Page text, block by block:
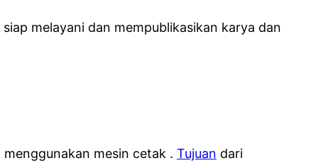
melayani dan mempublikasikan karya dan
mesin cetak . Tujuan dari